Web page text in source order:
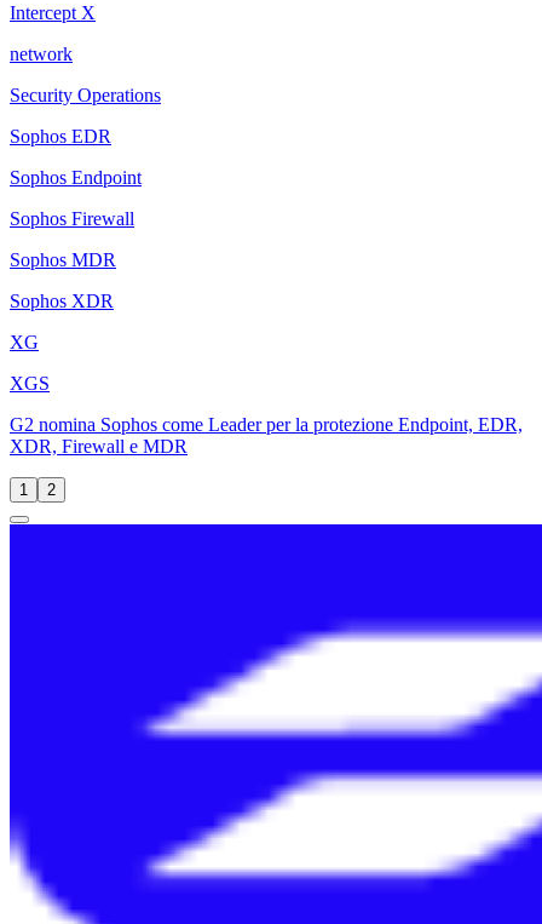
Intercept X
network
Security Operations
Sophos EDR
Sophos Endpoint
Sophos Firewall
Sophos MDR
Sophos XDR
XG
XGS
G2 nomina Sophos come Leader per la protezione Endpoint, EDR,
XDR, Firewall e MDR
1 2